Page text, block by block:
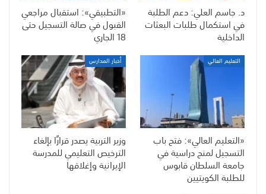
د. جاسم العلي: دعم الطلبة
في استكمال طلبات البعثات
الداخلية
«التطبيقي»: استقبال مراجعي
القبول في صالة التسجيل حتى
18 الجاري
التعليم العالي
«التعليم العالي»: فتح باب
التسجيل لمنح دراسية في
جامعة السلطان قابوس
للطلبة الكويتيين
أخبار المدارس
وزير التربية يصدر قرارًا بإلغاء
الترخيص التعليمي للمدرسة
الإيرانية وإغلاقها